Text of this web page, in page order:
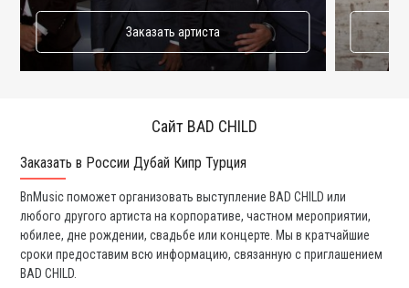
Заказать артиста
Сайт BAD CHILD
Заказать в России Дубай Кипр Турция
BnMusic поможет организовать выступление BAD CHILD или
любого другого артиста на корпоративе, частном мероприятии,
юбилее, дне рождении, свадьбе или концерте. Мы в кратчайшие
сроки предоставим всю информацию, связанную с приглашением
BAD CHILD.